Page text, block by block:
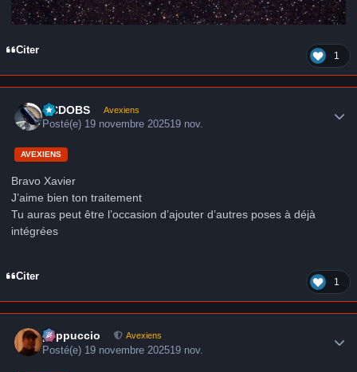
Citer 1
CCDOBS Avexiens
Posté(e) 19 novembre 202519 nov.
AVEXIENS
Bravo Xavier
J’aime bien ton traitement
Tu auras peut être l’occasion d’ajouter d’autres poses à déjà
intégrées
Citer 1
peppuccio Avexiens
Posté(e) 19 novembre 202519 nov.